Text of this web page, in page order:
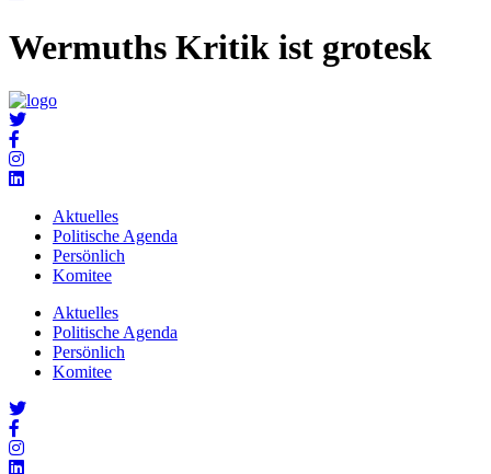
Wermuths Kritik ist grotesk
Aktuelles
Politische Agenda
Persönlich
Komitee
Aktuelles
Politische Agenda
Persönlich
Komitee